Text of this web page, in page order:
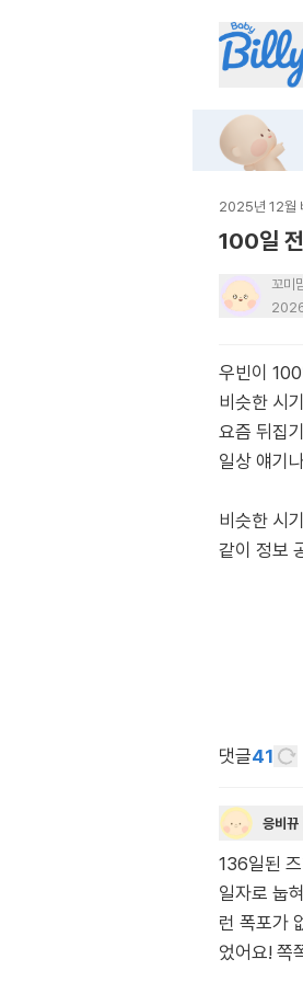
2025년 12월
100일
꼬미
우빈이
비슷한 시
요즘 뒤집
일상 얘기
비슷한 시
같이 정보
댓글41
응비뀨
136일된
일자로 눕
런 폭포가
었어요! 쪽